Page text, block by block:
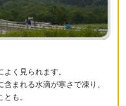
く見られます。
まれる水滴が寒さで凍り、
も。